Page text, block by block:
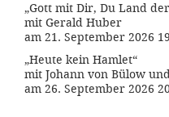
„Gott mit Dir, Du Land
mit Gerald Huber
am 21. September 2026
„Heute kein Hamlet“
mit Johann von Bülow
am 26. September 2026